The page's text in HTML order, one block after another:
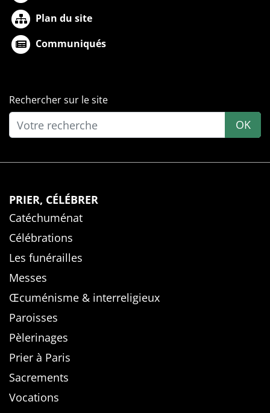
Plan du site
Communiqués
Rechercher sur le site
OK
PRIER, CÉLÉBRER
Catéchuménat
Célébrations
Les funérailles
Messes
Œcuménisme & interreligieux
Paroisses
Pèlerinages
Prier à Paris
Sacrements
Vocations